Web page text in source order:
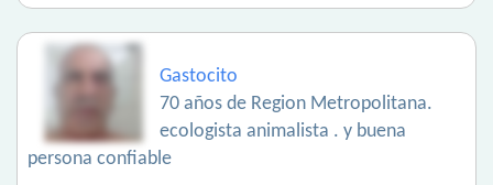
Gastocito
70 años de Region Metropolitana.
ecologista animalista . y buena
persona confiable